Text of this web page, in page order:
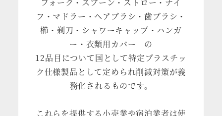
フ・マドラー・ヘアブラシ・歯ブラシ・
櫛・剃刀・シャワーキャップ・ハンガ
ー・衣類用カバー の
12品目について国として特定プラスチッ
ク仕様製品として定められ削減対策が義
務化されるものです。
これらを提供する小売業や宿泊業者は使